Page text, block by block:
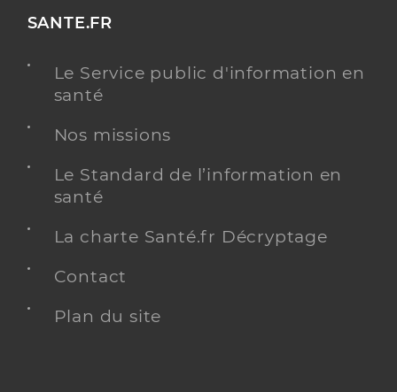
SANTE.FR
Le Service public d'information en
santé
Nos missions
Le Standard de l’information en
santé
La charte Santé.fr Décryptage
Contact
Plan du site